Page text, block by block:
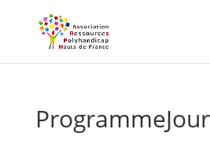
content